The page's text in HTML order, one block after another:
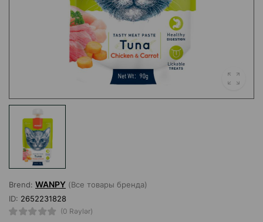
Brend: WANPY (Все товары бренда)
ID: 2652231828
(0 Rəylər)